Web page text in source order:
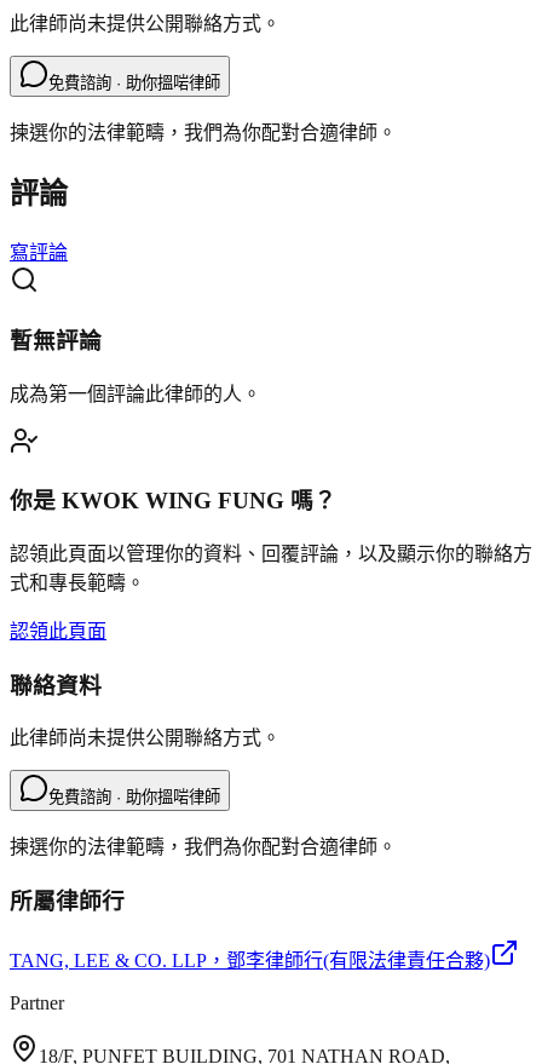
此律師尚未提供公開聯絡方式。
免費諮詢 · 助你搵啱律師
揀選你的法律範疇，我們為你配對合適律師。
評論
寫評論
暫無評論
成為第一個評論此律師的人。
你是 KWOK WING FUNG 嗎？
認領此頁面以管理你的資料、回覆評論，以及顯示你的聯絡方
式和專長範疇。
認領此頁面
聯絡資料
此律師尚未提供公開聯絡方式。
免費諮詢 · 助你搵啱律師
揀選你的法律範疇，我們為你配對合適律師。
所屬律師行
TANG, LEE & CO. LLP ，鄧李律師行(有限法律責任合夥)
Partner
18/F, PUNFET BUILDING, 701 NATHAN ROAD,